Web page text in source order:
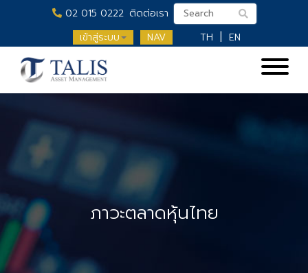
02 015 0222 ติดต่อเรา
เข้าสู่ระบบ
NAV TH EN
ภาวะตลาดหุ้นไทย